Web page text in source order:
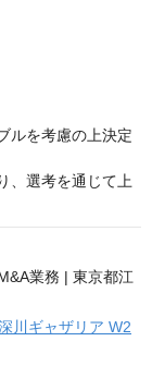
ルを考慮の上決定
、選考を通じて上
川ギャザリア W2